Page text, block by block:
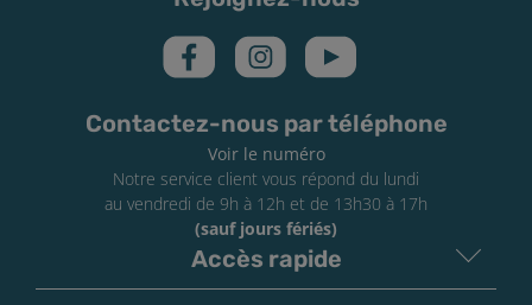
Contactez-nous par téléphone
Voir le numéro
Notre service client vous répond du lundi
au vendredi de 9h à 12h et de 13h30 à 17h
(sauf jours fériés)
Accès rapide